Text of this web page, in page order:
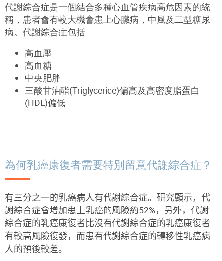
代謝綜合症是一個結合多種心血管疾病高危因素的統
稱，患者會有較大機會患上心臟病，中風及二型糖尿
病。 代謝綜合症包括
高血壓
高血糖
中央肥胖
三酸甘油酯(Triglyceride)偏高及高密度脂蛋白
(HDL)偏低
為何乳癌康復者需要特別留意代謝綜合症？
有三分之一的乳癌病人有代謝綜合症。研究顯示，代
謝綜合症會增加患上乳癌的風險約52%，另外，代謝
綜合症的乳癌康復者比沒有代謝綜合症的乳癌康復者
有較高風險復發，而患有代謝綜合症的轉移性乳癌病
人的預後較差。